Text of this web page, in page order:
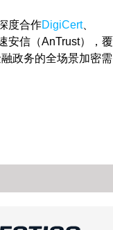
度合作DigiCert、
安信（AnTrust），覆
政务的全场景加密需